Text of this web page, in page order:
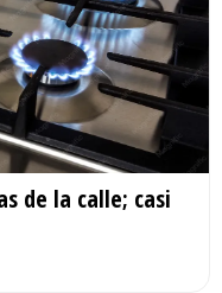
de la calle; casi